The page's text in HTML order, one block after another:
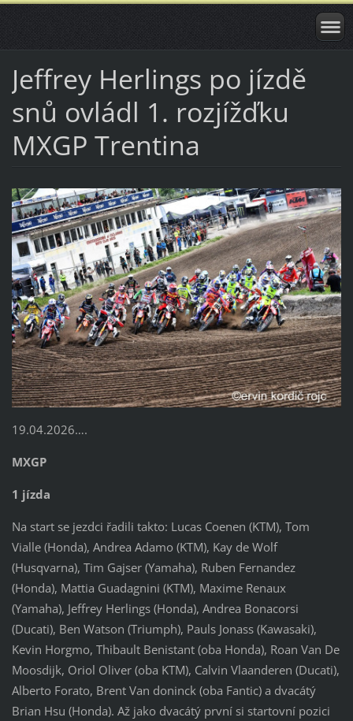
Jeffrey Herlings po jízdě
snů ovládl 1. rozjížďku
MXGP Trentina
19.04.2026….
MXGP
1 jízda
Na start se jezdci řadili takto: Lucas Coenen (KTM), Tom
Vialle (Honda), Andrea Adamo (KTM), Kay de Wolf
(Husqvarna), Tim Gajser (Yamaha), Ruben Fernandez
(Honda), Mattia Guadagnini (KTM), Maxime Renaux
(Yamaha), Jeffrey Herlings (Honda), Andrea Bonacorsi
(Ducati), Ben Watson (Triumph), Pauls Jonass (Kawasaki),
Kevin Horgmo, Thibault Benistant (oba Honda), Roan Van De
Moosdijk, Oriol Oliver (oba KTM), Calvin Vlaanderen (Ducati),
Alberto Forato, Brent Van doninck (oba Fantic) a dvacátý
Brian Hsu (Honda). Až jako dvacátý první si startovní pozici